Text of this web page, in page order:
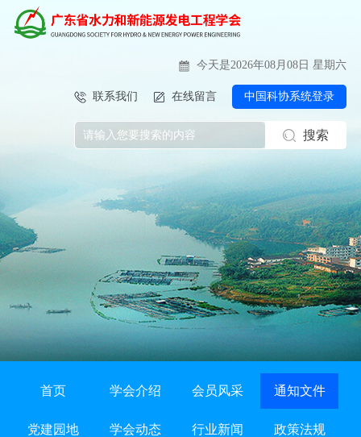
今天是2026年08月08日 星期六
联系我们 在线留言 中国科协系统登录
搜索
首页 学会介绍 会员风采 通知文件
党建园地 学会动态 行业新闻 政策法规